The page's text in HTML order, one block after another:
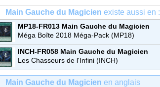
Main Gauche du Magicien existe aussi en :
MP18-FR013 Main Gauche du Magicien
Commune
Méga Boîte 2018 Méga-Pack (MP18)
INCH-FR058 Main Gauche du Magicien
Super Rare
Les Chasseurs de l'Infini (INCH)
Main Gauche du Magicien en anglais